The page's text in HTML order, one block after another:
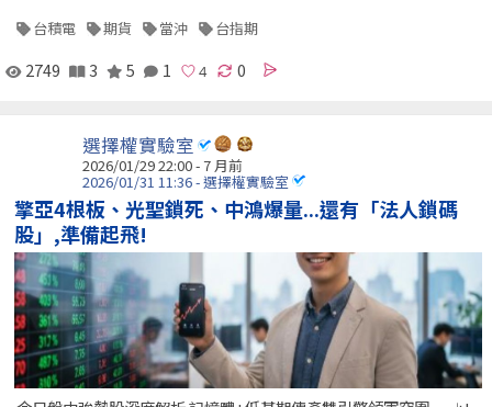
台積電 期貨 當沖 台指期
2749 3 5 1 0
選擇權實驗室
2026/01/29 22:00 - 7 月前
2026/01/31 11:36 - 選擇權實驗室
擎亞4根板、光聖鎖死、中鴻爆量...還有「法人鎖碼
股」,準備起飛!